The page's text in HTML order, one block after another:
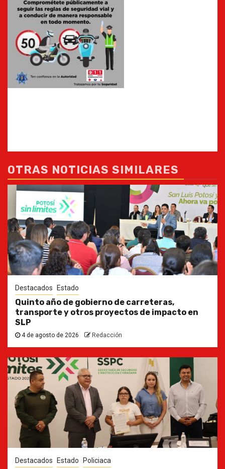
OTRAS NOTICIAS SIMILARES
Destacados Estado
Quinto año de gobierno de carreteras,
transporte y otros proyectos de impacto en
SLP
4 de agosto de 2026 Redacción
Destacados Estado Policiaca